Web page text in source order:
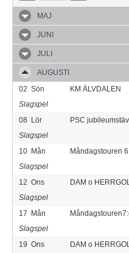
MAJ
JUNI
JULI
AUGUSTI
02 Sön
KM ÄLVDALEN
Slagspel
08
Lör
PSC
Slagspel
10 Mån
Måndagstouren
Slagspel
12 Ons
DAM o
Slagspel
17
Mån
Slagspel
19 Ons
DAM o